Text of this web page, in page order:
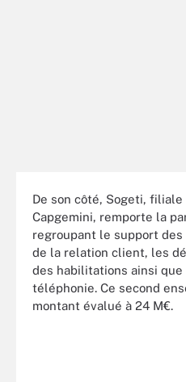
De son côté, Sogeti,
Capgemini, remporte la
regroupant le support
de la relation client, les
des habilitations ainsi
téléphonie. Ce second
montant évalué à 24 M€.